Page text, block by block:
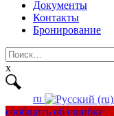
Документы
Контакты
Бронирование
Найти:
x
ru
сообщить об ошибке